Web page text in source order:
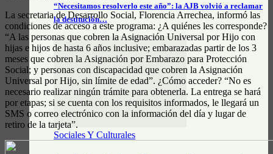
“Necesitamos resolverlo este año”: la AJB volvió a reclamar
la destitución…
Sociales Y Culturales
La secretaria de Desarrollo Social, Florencia Arrechea, informó las
condiciones de acceso a este programa: ¿A quiénes les corresponde?
“A las personas que cobren la Asignación Universal por Hijo con
hijas e hijos de hasta 6 años inclusive; embarazadas partir de los 3
meses que cobren la Asignación por Embarazo para Protección
Social; y personas con discapacidad que cobren la Asignación
Universal por Hijo, sin límite de edad”. ¿Cómo acceder? “No es
necesario realizar ningún trámite para obtenerla. La entrega se hará
por etapas; si se cuenta con los requisitos informados, le llegará un
SMS o correo electrónico con la información del día y lugar de
retiro de la tarjeta”.